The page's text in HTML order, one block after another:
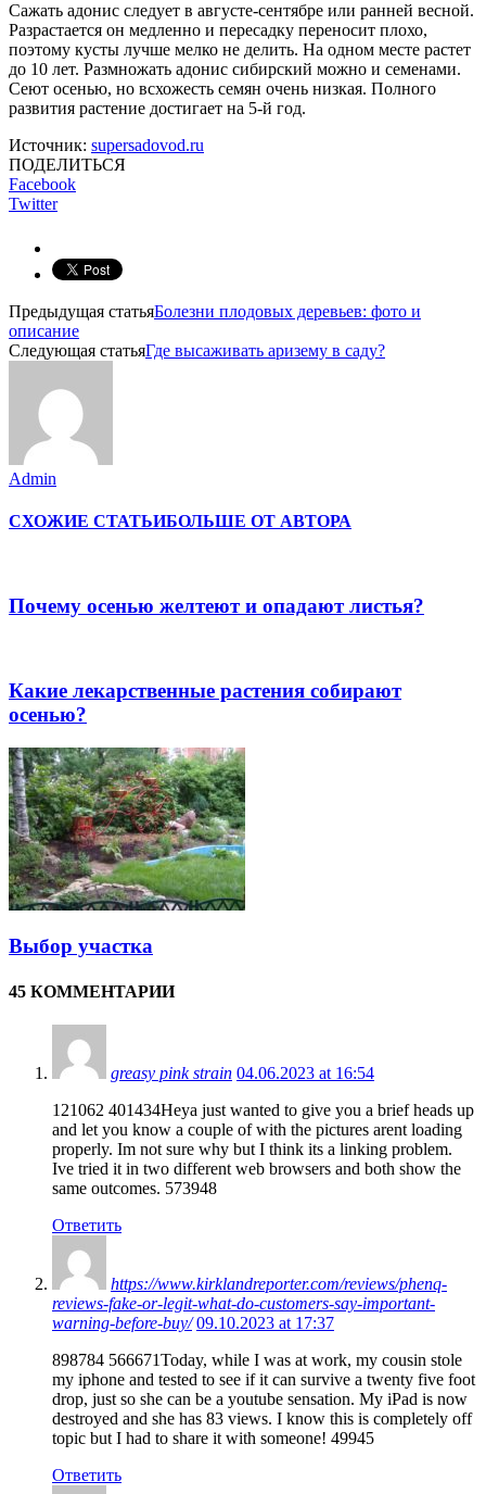
Сажать адонис следует в августе-сентябре или ранней весной.
Разрастается он медленно и пересадку переносит плохо,
поэтому кусты лучше мелко не делить. На одном месте растет
до 10 лет. Размножать адонис сибирский можно и семенами.
Сеют осенью, но всхожесть семян очень низкая. Полного
развития растение достигает на 5-й год.
Источник: supersadovod.ru
ПОДЕЛИТЬСЯ
Facebook
Twitter
Предыдущая статьяБолезни плодовых деревьев: фото и
описание
Следующая статьяГде высаживать аризему в саду?
Admin
СХОЖИЕ СТАТЬИБОЛЬШЕ ОТ АВТОРА
Почему осенью желтеют и опадают листья?
Какие лекарственные растения собирают
осенью?
Выбор участка
45 КОММЕНТАРИИ
greasy pink strain 04.06.2023 at 16:54
121062 401434Heya just wanted to give you a brief heads up
and let you know a couple of with the pictures arent loading
properly. Im not sure why but I think its a linking problem.
Ive tried it in two different web browsers and both show the
same outcomes. 573948
Ответить
https://www.kirklandreporter.com/reviews/phenq-
reviews-fake-or-legit-what-do-customers-say-important-
warning-before-buy/ 09.10.2023 at 17:37
898784 566671Today, while I was at work, my cousin stole
my iphone and tested to see if it can survive a twenty five foot
drop, just so she can be a youtube sensation. My iPad is now
destroyed and she has 83 views. I know this is completely off
topic but I had to share it with someone! 49945
Ответить